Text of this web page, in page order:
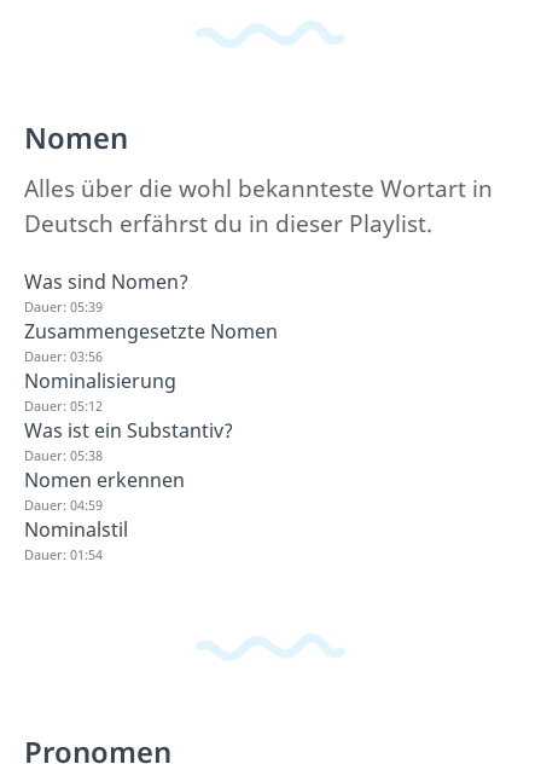
Nomen
Alles über die wohl bekannteste Wortart in
Deutsch erfährst du in dieser Playlist.
Was sind Nomen?
Dauer: 05:39
Zusammengesetzte Nomen
Dauer: 03:56
Nominalisierung
Dauer: 05:12
Was ist ein Substantiv?
Dauer: 05:38
Nomen erkennen
Dauer: 04:59
Nominalstil
Dauer: 01:54
Pronomen